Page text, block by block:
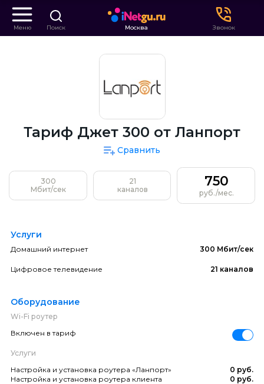
Меню Поиск Москва Звонок
Тариф Джет 300 от Ланпорт
Сравнить
300
Мбит/сек
21
каналов
750
руб./мес.
Услуги
Домашний интернет 300 Мбит/сек
Цифровое телевидение 21 каналов
Оборудование
Wi-Fi роутер
Включен в тариф
Услуги
Настройка и установка роутера «Ланпорт»
0 руб.
Настройка и установка роутера клиента
0 руб.